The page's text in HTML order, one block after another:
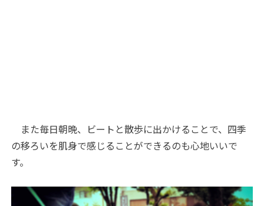
また毎日朝晩、ビートと散歩に出かけることで、四季
の移ろいを肌身で感じることができるのも心地いいで
す。